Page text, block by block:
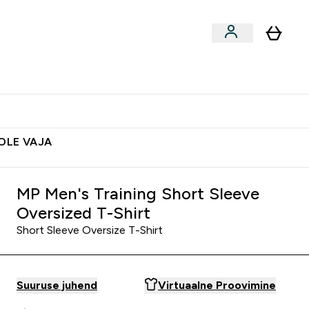
VAJA
MP Men's Training Short Sleeve
Oversized T-Shirt
Short Sleeve Oversize T-Shirt
Suuruse juhend Virtuaalne Proovimine